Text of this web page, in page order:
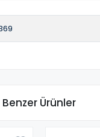
Benzer Ürünler